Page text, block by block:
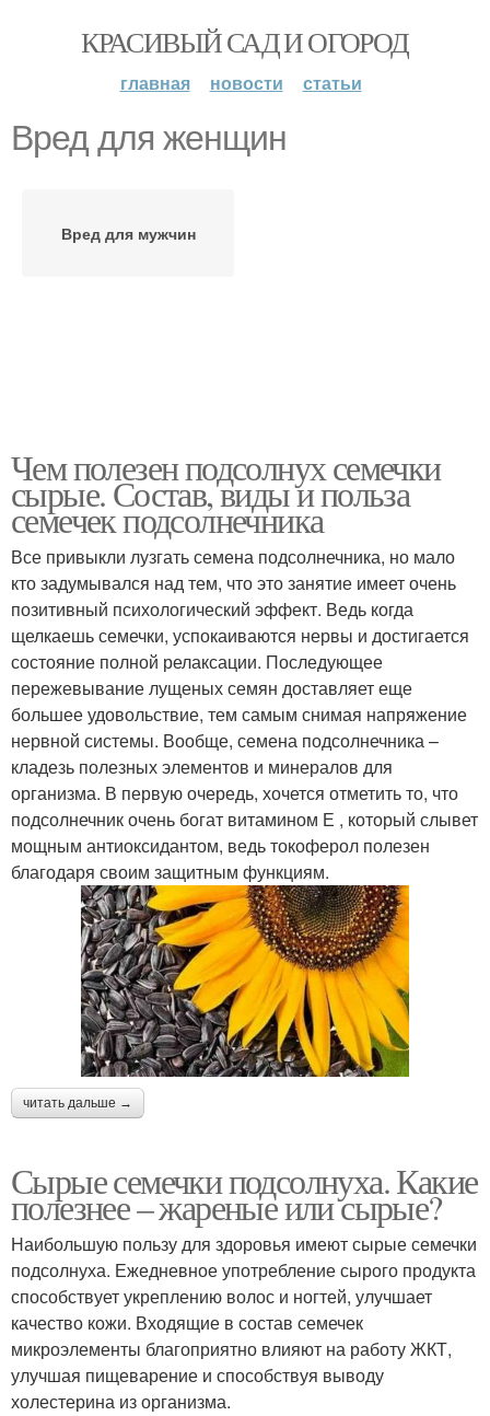
КРАСИВЫЙ САД И ОГОРОД
главная новости статьи
Вред для женщин
Вред для мужчин
Чем полезен подсолнух семечки
сырые. Состав, виды и польза
семечек подсолнечника
Все привыкли лузгать семена подсолнечника, но мало
кто задумывался над тем, что это занятие имеет очень
позитивный психологический эффект. Ведь когда
щелкаешь семечки, успокаиваются нервы и достигается
состояние полной релаксации. Последующее
пережевывание лущеных семян доставляет еще
большее удовольствие, тем самым снимая напряжение
нервной системы. Вообще, семена подсолнечника –
кладезь полезных элементов и минералов для
организма. В первую очередь, хочется отметить то, что
подсолнечник очень богат витамином Е , который слывет
мощным антиоксидантом, ведь токоферол полезен
благодаря своим защитным функциям.
читать дальше →
Сырые семечки подсолнуха. Какие
полезнее – жареные или сырые?
Наибольшую пользу для здоровья имеют сырые семечки
подсолнуха. Ежедневное употребление сырого продукта
способствует укреплению волос и ногтей, улучшает
качество кожи. Входящие в состав семечек
микроэлементы благоприятно влияют на работу ЖКТ,
улучшая пищеварение и способствуя выводу
холестерина из организма.